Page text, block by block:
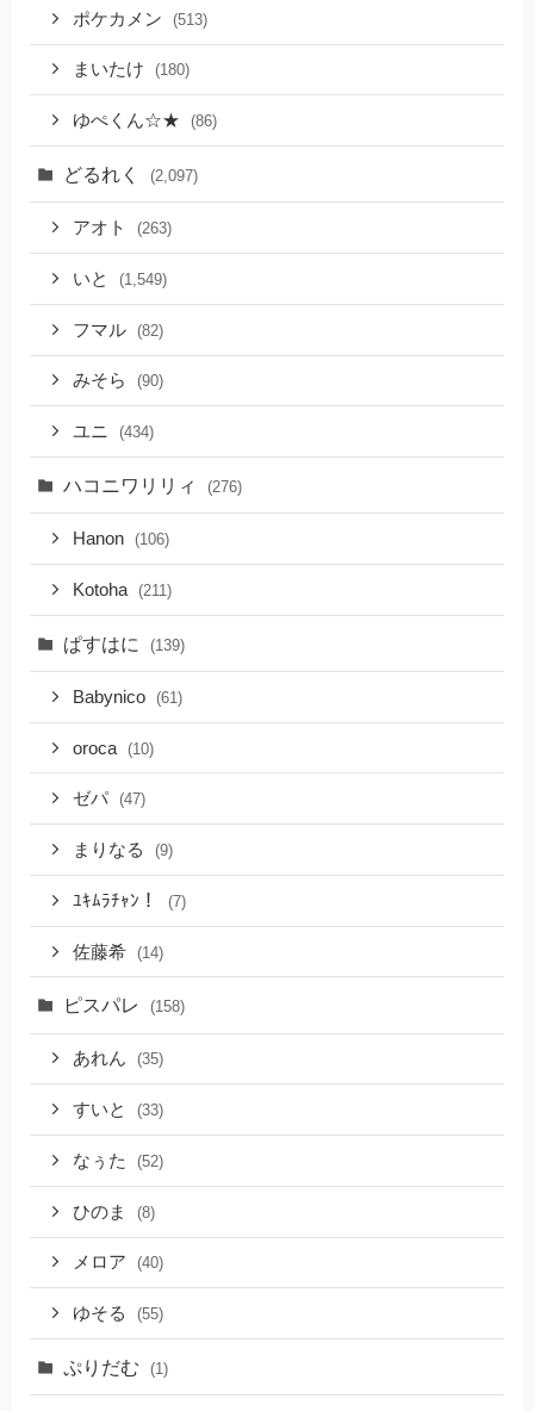
ポケカメン (513)
まいたけ (180)
ゆぺくん☆★ (86)
どるれく (2,097)
アオト (263)
いと (1,549)
フマル (82)
みそら (90)
ユニ (434)
ハコニワリリィ (276)
Hanon (106)
Kotoha (211)
ぱすはに (139)
Babynico (61)
oroca (10)
ゼパ (47)
まりなる (9)
ﾕｷﾑﾗﾁｬﾝ！ (7)
佐藤希 (14)
ピスパレ (158)
あれん (35)
すいと (33)
なぅた (52)
ひのま (8)
メロア (40)
ゆそる (55)
ぷりだむ (1)